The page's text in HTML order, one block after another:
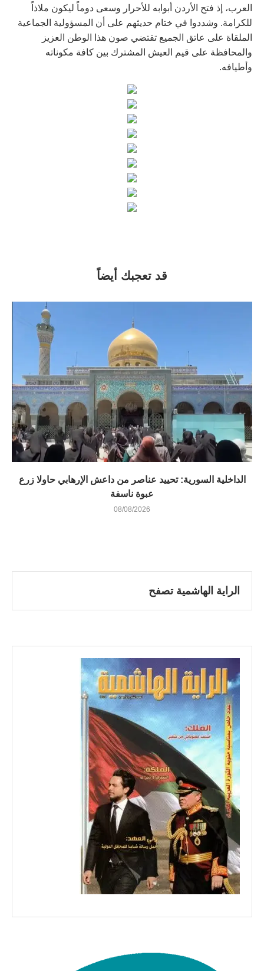
العرب، إذ فتح الأردن أبوابه للأحرار وسعى دوماً ليكون ملاذاً
للكرامة. وشددوا في ختام حديثهم على أن المسؤولية الجماعية
الملقاة على عاتق الجميع تقتضي صون هذا الوطن العزيز
والمحافظة على قيم العيش المشترك بين كافة مكوناته
وأطيافه.
قد تعجبك أيضاً
الداخلية السورية: تحييد عناصر من داعش الإرهابي حاولا زرع
عبوة ناسفة
08/08/2026
الراية الهاشمية تصفح